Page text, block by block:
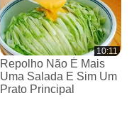
10:11
Repolho Não É Mais
Uma Salada E Sim Um
Prato Principal